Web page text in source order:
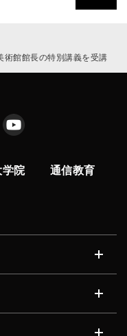
術館館長の特別講義を受講
学院 通信教育